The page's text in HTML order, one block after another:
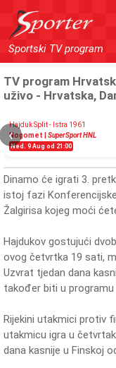
Sportski TV program
TV program
uživo - Hrvatska,
‹
Hajduk Split - Istra 1961
Nogomet | SuperSport HNL
Ned. 9 Aug od 21:00
Dinamo će igrati 3.
istoj fazi
Žalgirisa kojeg moći
Hajdukov gostujući
ovog četvrtka 19 sati,
Uzvrat tjedan dana
također biti u programu
Rijekini utakmici protiv
utakmicu igra u
dana kasnije u Finskoj